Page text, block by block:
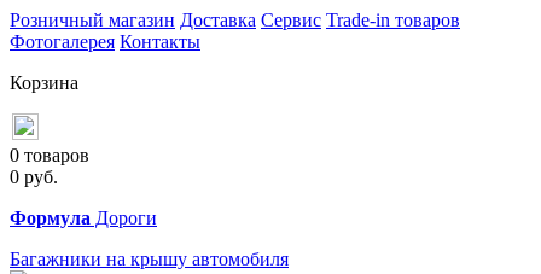
Розничный магазин Доставка Сервис Trade-in товаров
Фотогалерея Контакты
Корзина
0 товаров
0 руб.
Формула Дороги
Багажники на крышу автомобиля